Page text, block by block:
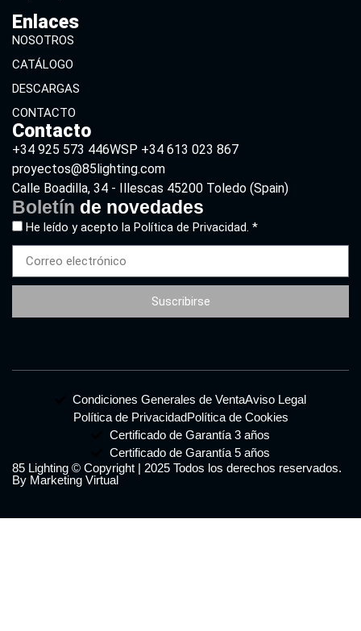
Enlaces
NOSOTROS
CATÁLOGO
DESCARGAS
CONTACTO
Contacto
+34 925 573 446WSP +34 613 023 867
proyectos@85lighting.com
Calle Boadilla, 34 - Illescas 45200 Toledo (Spain)
Boletín de novedades
He leído y acepto la Política de Privacidad. *
Suscribirse
85 Lighting © Copyright | 2025 Todos los derechos reservados.
By Marketing Virtual
Condiciones Generales de VentaAviso Legal
Política de PrivacidadPolítica de Cookies
Certificado de Garantía 3 años
Certificado de Garantía 5 años